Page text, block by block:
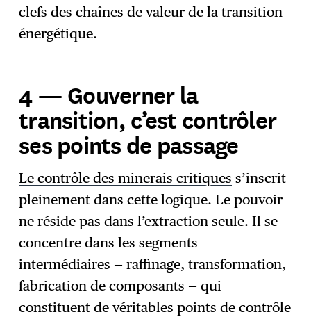
clefs des chaînes de valeur de la transition
énergétique.
4 — Gouverner la
transition, c’est contrôler
ses points de passage
Le contrôle des minerais critiques s’inscrit
pleinement dans cette logique. Le pouvoir
ne réside pas dans l’extraction seule. Il se
concentre dans les segments
intermédiaires — raffinage, transformation,
fabrication de composants — qui
constituent de véritables points de contrôle